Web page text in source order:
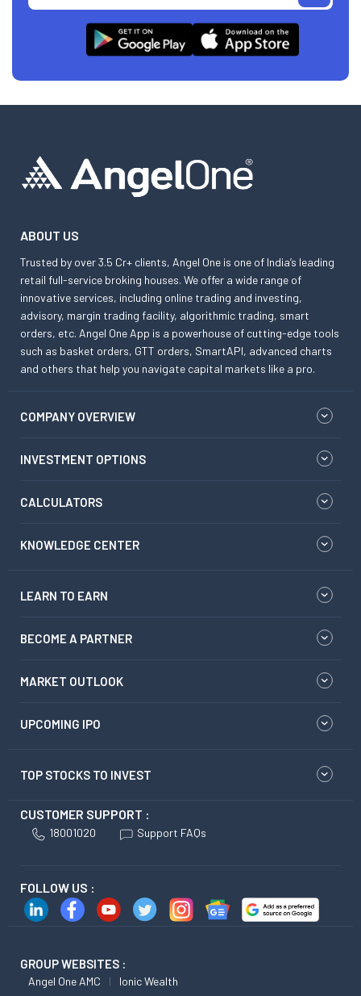
ABOUT US
Trusted by over 3.5 Cr+ clients, Angel One is one of India’s leading
retail full-service broking houses. We offer a wide range of
innovative services, including online trading and investing,
advisory, margin trading facility, algorithmic trading, smart
orders, etc. Angel One App is a powerhouse of cutting-edge tools
such as basket orders, GTT orders, SmartAPI, advanced charts
and others that help you navigate capital markets like a pro.
COMPANY OVERVIEW
INVESTMENT OPTIONS
CALCULATORS
KNOWLEDGE CENTER
LEARN TO EARN
BECOME A PARTNER
MARKET OUTLOOK
UPCOMING IPO
TOP STOCKS TO INVEST
CUSTOMER SUPPORT :
18001020 Support FAQs
FOLLOW US :
GROUP WEBSITES :
Angel One AMC Ionic Wealth